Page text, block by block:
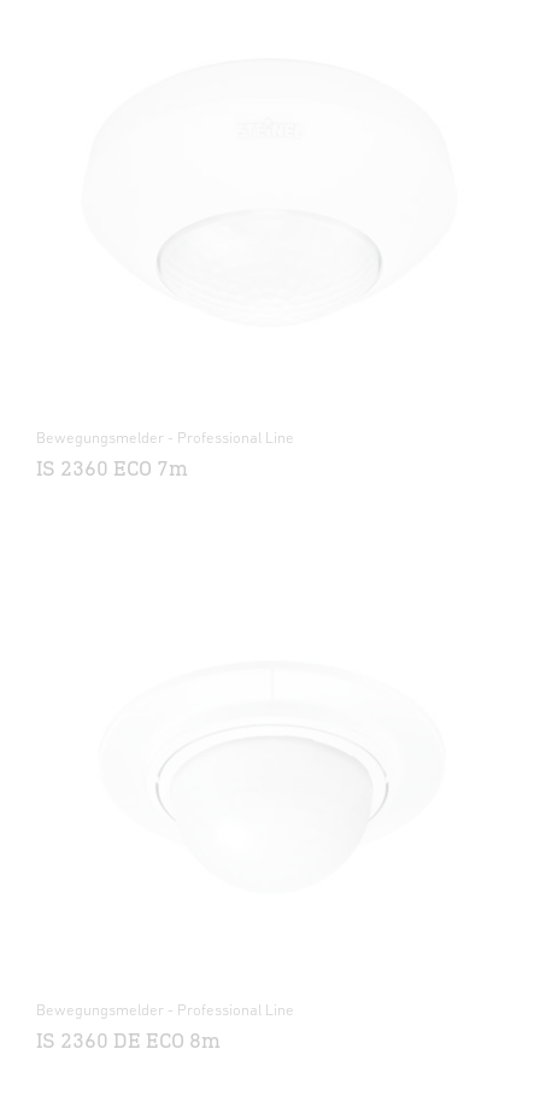
Bewegungsmelder - Professional Line
IS 2360 ECO 7m
Bewegungsmelder - Professional Line
IS 2360 DE ECO 8m